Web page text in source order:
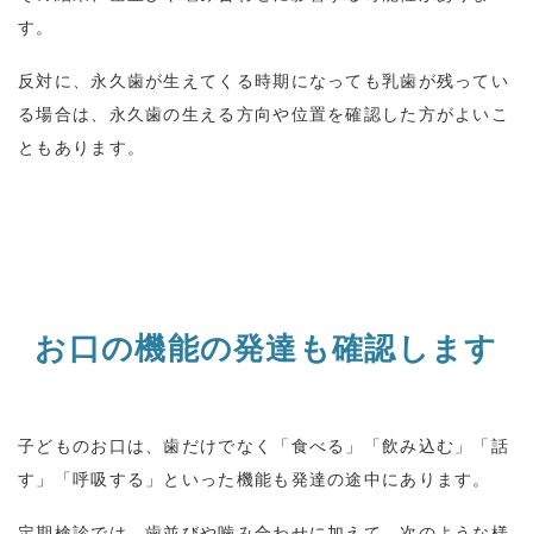
す。
反対に、永久歯が生えてくる時期になっても乳歯が残ってい
る場合は、永久歯の生える方向や位置を確認した方がよいこ
ともあります。
お口の機能の発達も確認します
子どものお口は、歯だけでなく「食べる」「飲み込む」「話
す」「呼吸する」といった機能も発達の途中にあります。